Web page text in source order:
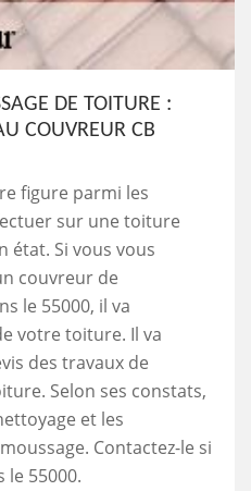
DE TOITURE :
COUVREUR CB
figure parmi les
sur une toiture
état. Si vous vous
couvreur de
le 55000, il va
votre toiture. Il va
des travaux de
Selon ses constats,
et les
Contactez-le si
le 55000.